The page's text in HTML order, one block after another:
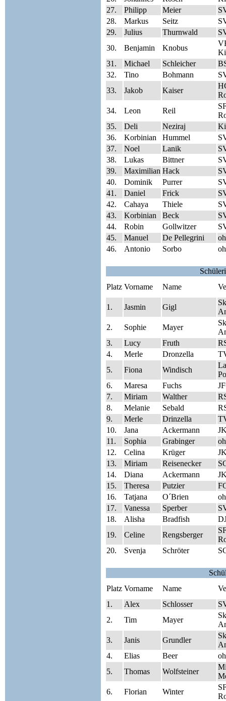
27.
Philipp Meier
28.
Markus Seitz
29.
Julius Thurnwald
30.
Benjamin Knobus
31.
Michael Schleicher
32.
Tino Bohmann
33.
Jakob Kaiser
34.
Leon Reil
35.
Deli Neziraj
36.
Korbinian Hummel
37.
Noel Lanik
38.
Lukas Bittner
39.
Maximilian Hack
40.
Dominik Purrer
41.
Daniel Frick
42.
Cahaya Thiele
43.
Korbinian Beck
44.
Robin Gollwitzer
45.
Manuel De Pellegrini
46.
Antonio Sorbo
Platz Vorname Name
1. Jasmin Gigl
2.
Sophie Mayer
3.
Lucy Fruth
4.
Merle Dronzella
5.
Fiona Windisch
6.
Maresa Fuchs
7.
Miriam Walther
8.
Melanie Sebald
9.
Merle Drinzella
10.
Jana Ackermann
11.
Sophia Grabinger
12.
Celina Krüger
13.
Miriam Reisenecker
14.
Diana Ackermann
15.
Theresa Putzier
16.
Tatjana O´Brien
17.
Vanessa Sperber
18.
Alisha Bradfish
19.
Celine Rengsberger
20.
Svenja Schröter
Platz Vorname Name
1.
Alex Schlosser
2.
Tim Mayer
3.
Janis Grundler
4.
Elias Beer
5.
Thomas Wolfsteiner
6.
Florian Winter